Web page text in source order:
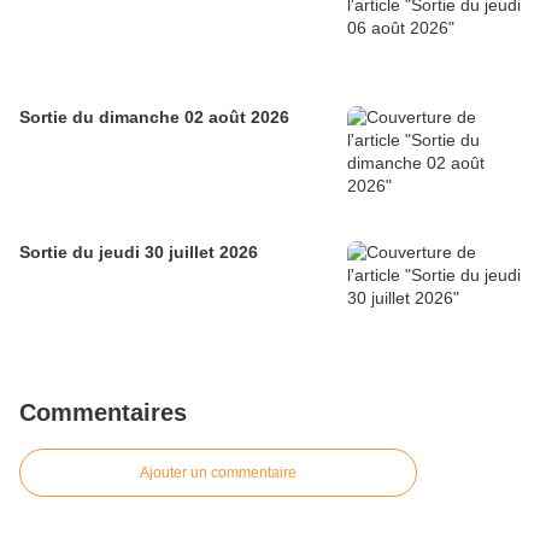
Sortie du dimanche 02 août 2026
Sortie du jeudi 30 juillet 2026
Commentaires
Ajouter un commentaire